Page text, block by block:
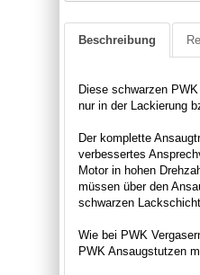
Beschreibung
Diese schwarzen
nur in der Lackierung
Der komplette
verbessertes
Motor in hohen
müssen über den
schwarzen
Wie bei PWK
PWK Ansaugstutzen